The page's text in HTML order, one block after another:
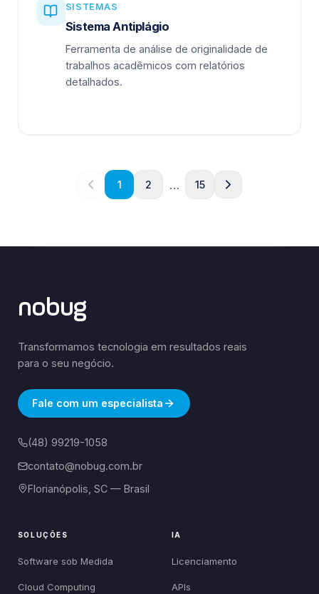
SISTEMAS
Sistema Antiplágio
Ferramenta de análise de originalidade de
trabalhos acadêmicos com relatórios
detalhados.
1 2 … 15
nobug
Transformamos tecnologia em resultados reais
para o seu negócio.
Fale com um especialista
(48) 99219-1058
contato@nobug.com.br
Florianópolis, SC — Brasil
SOLUÇÕES
Software sob Medida
Cloud Computing
IA
Licenciamento
APIs